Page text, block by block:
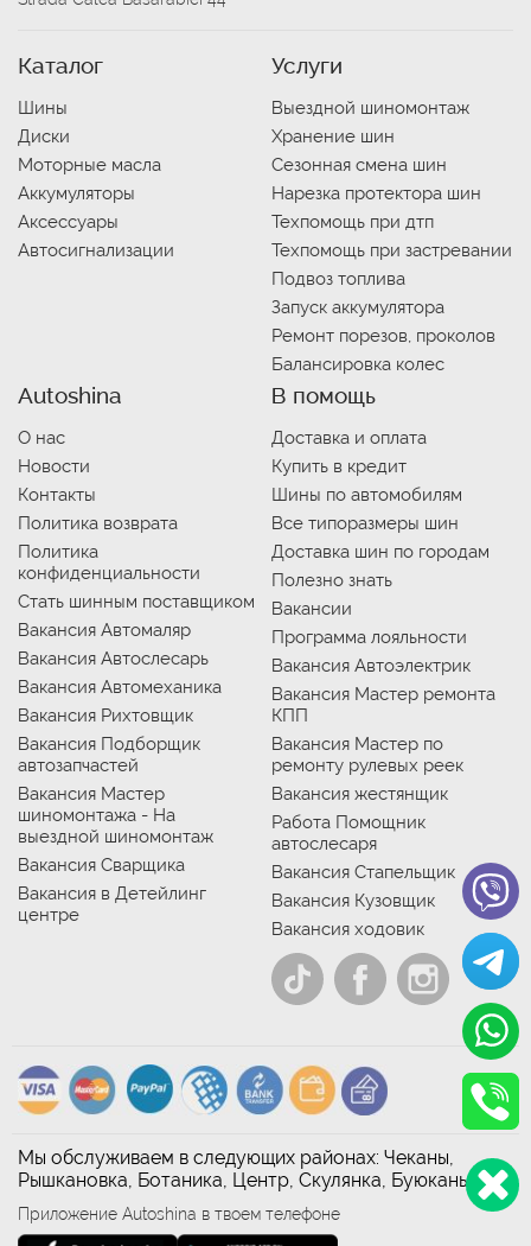
Каталог
Шины
Диски
Моторные масла
Аккумуляторы
Аксессуары
Автосигнализации
Услуги
Выездной шиномонтаж
Хранение шин
Сезонная смена шин
Нарезка протектора шин
Техпомощь при дтп
Техпомощь при застревании
Подвоз топлива
Запуск аккумулятора
Ремонт порезов, проколов
Балансировка колес
Autoshina
О нас
Новости
Контакты
Политика возврата
Политика
конфиденциальности
Стать шинным поставщиком
Вакансия Автомаляр
Вакансия Автослесарь
Вакансия Автомеханика
Вакансия Рихтовщик
Вакансия Подборщик
автозапчастей
Вакансия Мастер
шиномонтажа - На
выездной шиномонтаж
Вакансия Сварщика
Вакансия в Детейлинг
центре
В помощь
Доставка и оплата
Купить в кредит
Шины по автомобилям
Все типоразмеры шин
Доставка шин по городам
Полезно знать
Вакансии
Программа лояльности
Вакансия Автоэлектрик
Вакансия Мастер ремонта
КПП
Вакансия Мастер по
ремонту рулевых реек
Вакансия жестянщик
Работа Помощник
автослесаря
Вакансия Стапельщик
Вакансия Кузовщик
Вакансия ходовик
Мы обслуживаем в следующих районах: Чеканы,
Рышкановка, Ботаника, Центр, Скулянка, Буюканы
Приложение Autoshina в твоем телефоне